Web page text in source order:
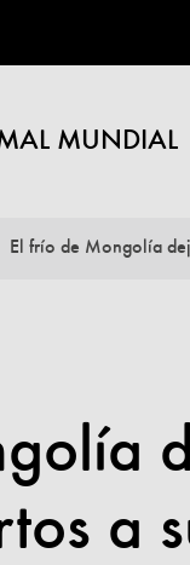
MUNDIAL
El frío de Mongolía
a